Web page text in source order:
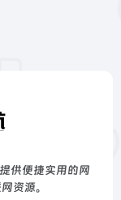
供便捷实用的网
资源。